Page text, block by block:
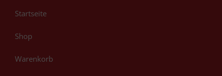
Startseite
Shop
Warenkorb